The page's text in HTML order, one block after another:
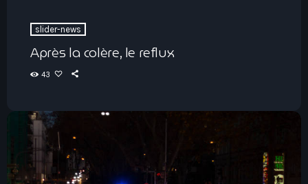
slider-news
Après la colère, le reflux
43